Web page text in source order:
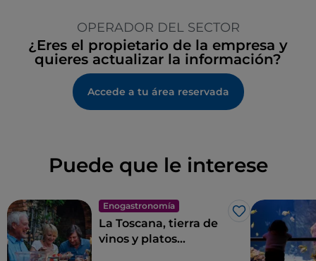
OPERADOR DEL SECTOR
¿Eres el propietario de la empresa y
quieres actualizar la información?
Accede a tu área reservada
Puede que le interese
Enogastronomía
Me gusta
La Toscana, tierra de
vinos y platos